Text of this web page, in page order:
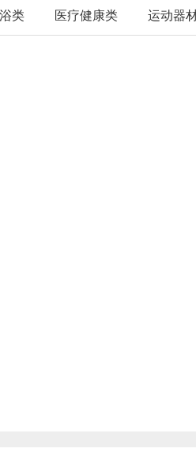
类 医疗健康类 运动器